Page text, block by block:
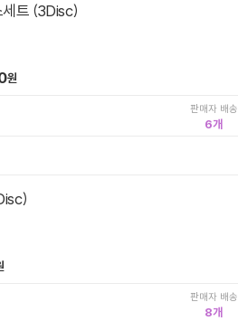
세트 (3Disc)
원
판매자 배송
6
판매자 배송
8